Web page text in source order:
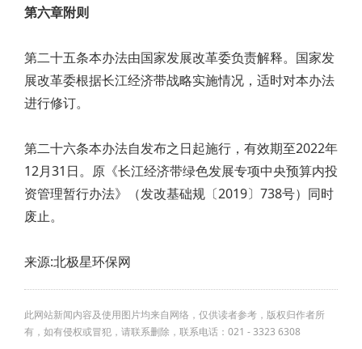
第六章附则
第二十五条本办法由国家发展改革委负责解释。国家发
展改革委根据长江经济带战略实施情况，适时对本办法
进行修订。
第二十六条本办法自发布之日起施行，有效期至2022年
12月31日。原《长江经济带绿色发展专项中央预算内投
资管理暂行办法》（发改基础规〔2019〕738号）同时
废止。
来源:北极星环保网
此网站新闻内容及使用图片均来自网络，仅供读者参考，版权归作者所
有，如有侵权或冒犯，请联系删除，联系电话：021 - 3323 6308